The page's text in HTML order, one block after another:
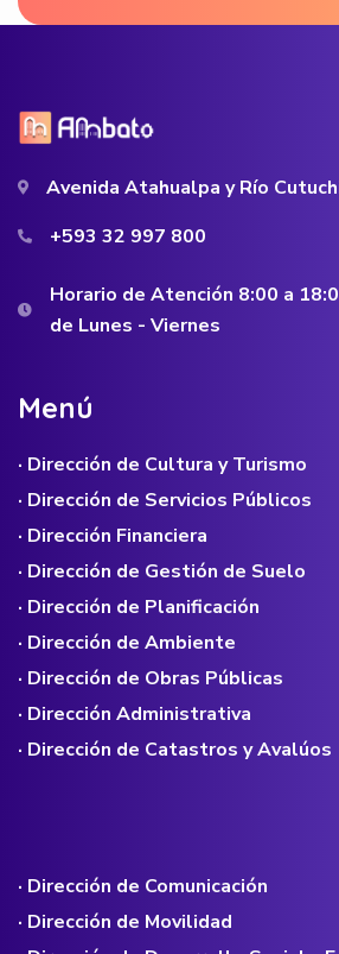
Avenida Atahualpa y Río
+593 32 997 800
Horario de Atención 8:00 a
de Lunes - Viernes
Menú
· Dirección de Cultura y Turismo
· Dirección de Servicios Públicos
· Dirección Financiera
· Dirección de Gestión de Suelo
· Dirección de Planificación
· Dirección de Ambiente
· Dirección de Obras Públicas
· Dirección Administrativa
· Dirección de Catastros y Avalúos
· Dirección de Comunicación
· Dirección de Movilidad